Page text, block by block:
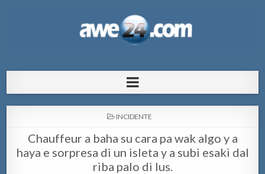
pa Aruba
POSTED
INCIDENTE
Chauffeur a baha su cara pa wak algo y a
haya e sorpresa di un isleta y a subi esaki dal
riba palo di lus.